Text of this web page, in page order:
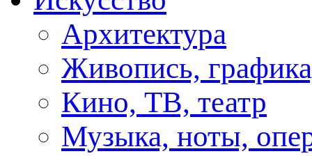
Архитектура
Живопись,
Кино, ТВ, театр
Музыка, ноты,